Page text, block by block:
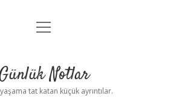
Anasayfa
Yasal Uyarı
menüyü
Notlar
tat katan küçük ayrıntılar.